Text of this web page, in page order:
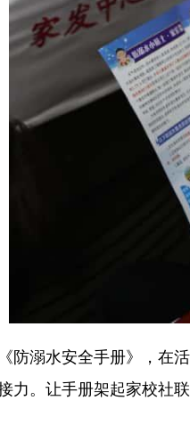
溺水安全手册》，在活
力。让手册架起家校社